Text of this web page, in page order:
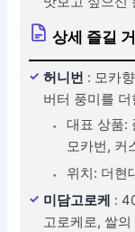
상세 즐길
허니번 : 모카
버터 풍미를
대표 상품:
모카번, 커
위치: 더현
미담고로케 :
고로케로, 쌀